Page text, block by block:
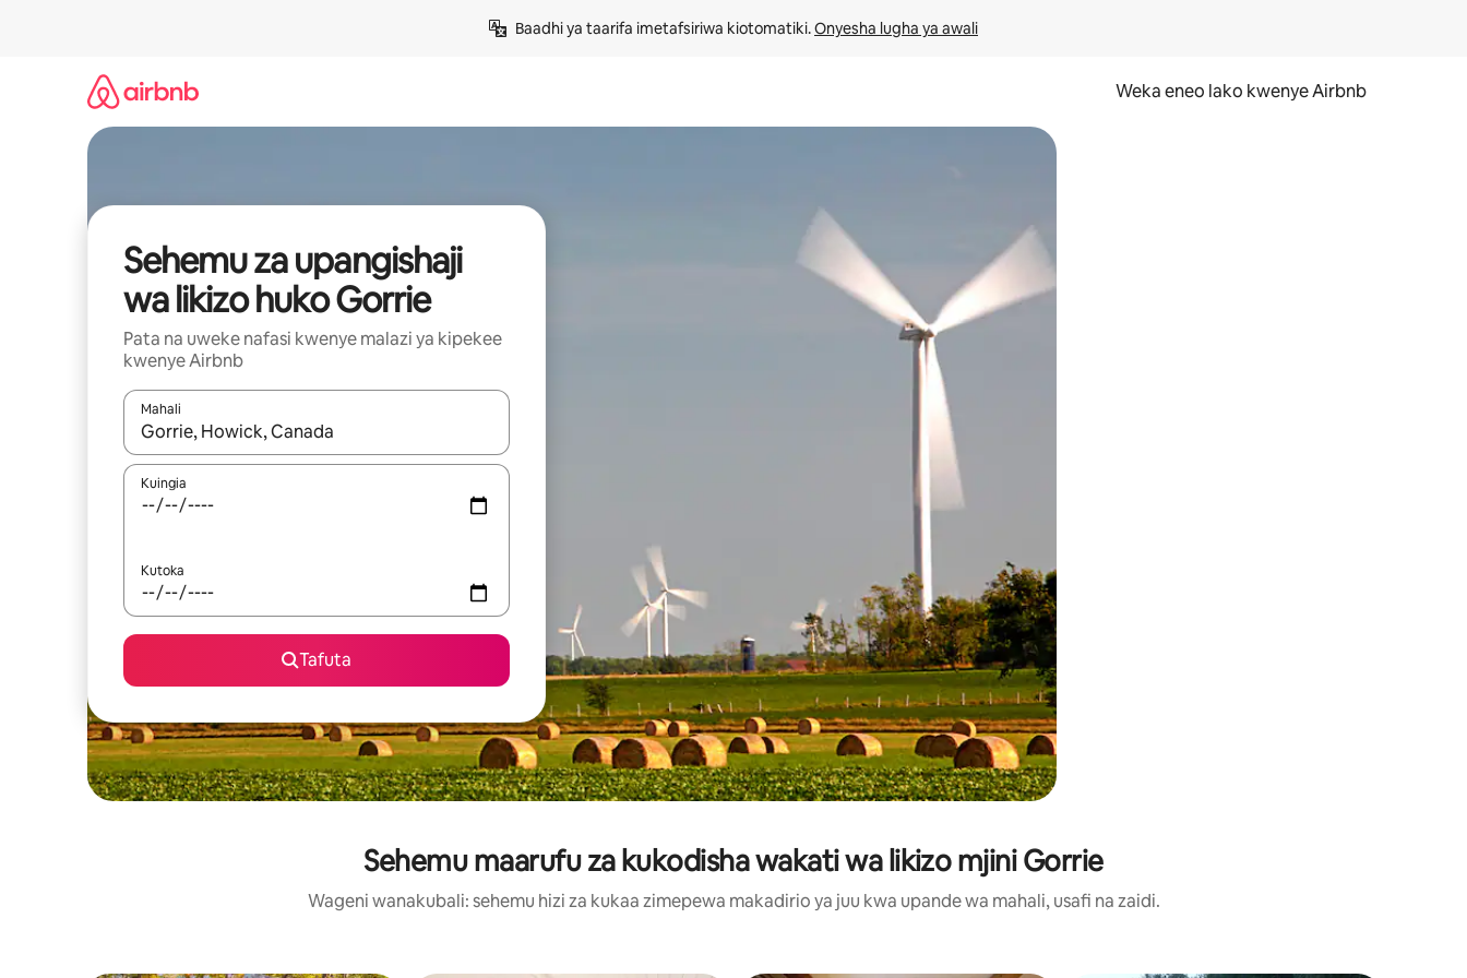
Baadhi ya taarifa imetafsiriwa kiotomatiki. Onyesha lugha ya awali
Weka eneo lako kwenye Airbnb
Sehemu za upangishaji
wa likizo huko Gorrie
Pata na uweke nafasi kwenye malazi ya kipekee
kwenye Airbnb
Mahali
Wakati matokeo yanapatikana, vinjari kwa kutumia vitufe vya vishale vya juu na chini au uchunguze kwa kugusa au kutelezesha kidole kwenye ishara.
Kuingia
Kutoka
Tafuta
Sehemu maarufu za kukodisha wakati wa likizo mjini Gorrie
Wageni wanakubali: sehemu hizi za kukaa zimepewa makadirio ya juu kwa upande wa mahali, usafi na zaidi.